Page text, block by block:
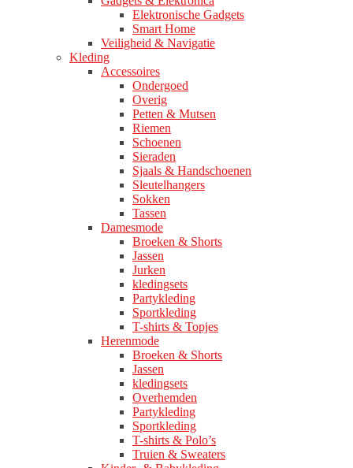
Elektronische Gadgets
Smart Home
Veiligheid & Navigatie
Kleding
Accessoires
Ondergoed
Overig
Petten & Mutsen
Riemen
Schoenen
Sieraden
Sjaals & Handschoenen
Sleutelhangers
Sokken
Tassen
Damesmode
Broeken & Shorts
Jassen
Jurken
kledingsets
Partykleding
Sportkleding
T-shirts & Topjes
Herenmode
Broeken & Shorts
Jassen
kledingsets
Overhemden
Partykleding
Sportkleding
T-shirts & Polo’s
Truien & Sweaters